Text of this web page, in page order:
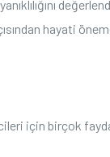
hayati
için birçok